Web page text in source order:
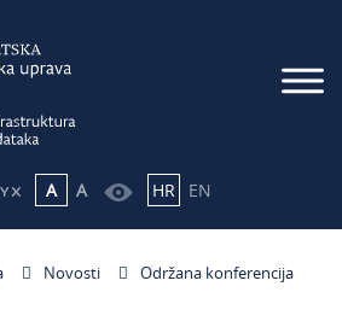
A A HR EN
Novosti
Održana konferencija